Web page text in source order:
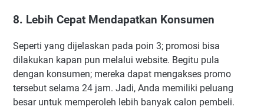
8. Lebih Cepat Mendapatkan Konsumen
Seperti yang dijelaskan pada poin 3; promosi bisa
dilakukan kapan pun melalui website. Begitu pula
dengan konsumen; mereka dapat mengakses promo
tersebut selama 24 jam. Jadi, Anda memiliki peluang
besar untuk memperoleh lebih banyak calon pembeli.